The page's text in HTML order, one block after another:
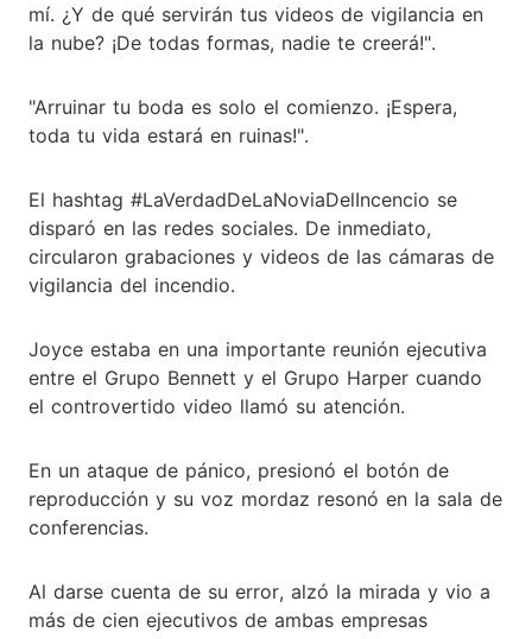
mí. ¿Y de qué servirán tus videos de vigilancia en
la nube? ¡De todas formas, nadie te creerá!".
"Arruinar tu boda es solo el comienzo. ¡Espera,
toda tu vida estará en ruinas!".
El hashtag #LaVerdadDeLaNoviaDelIncencio se
disparó en las redes sociales. De inmediato,
circularon grabaciones y videos de las cámaras de
vigilancia del incendio.
Joyce estaba en una importante reunión ejecutiva
entre el Grupo Bennett y el Grupo Harper cuando
el controvertido video llamó su atención.
En un ataque de pánico, presionó el botón de
reproducción y su voz mordaz resonó en la sala de
conferencias.
Al darse cuenta de su error, alzó la mirada y vio a
más de cien ejecutivos de ambas empresas